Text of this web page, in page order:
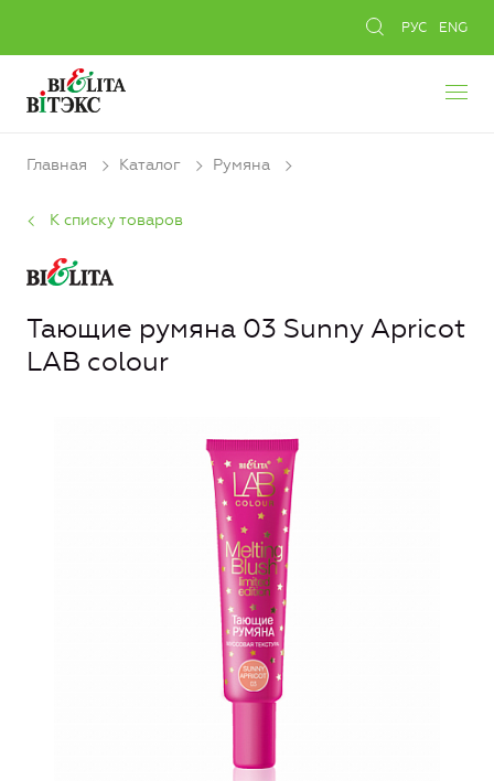
РУС ENG
Главная Каталог Румяна
К списку товаров
Тающие румяна 03 Sunny Apricot
LAB colour